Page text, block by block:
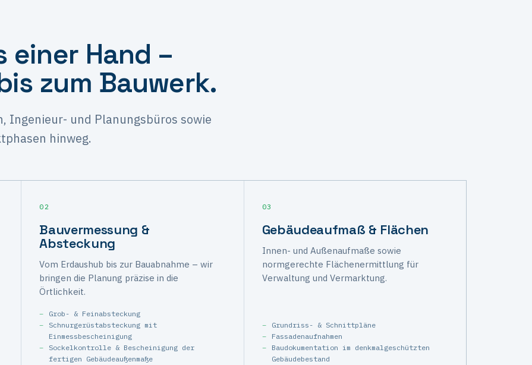
einer Hand –
zum Bauwerk.
Ingenieur- und Planungsbüros sowie
hinweg.
02
Bauvermessung &
Absteckung
Vom Erdaushub bis zur Bauabnahme – wir
bringen die Planung präzise in die
Örtlichkeit.
Grob- & Feinabsteckung
Schnurgerüstabsteckung mit
Einmessbescheinigung
Sockelkontrolle & Bescheinigung der
fertigen Gebäudeaußenmaße
03
Gebäude­aufmaß & Flächen
Innen- und Außenaufmaße sowie
normgerechte Flächenermittlung für
Verwaltung und Vermarktung.
Grundriss- & Schnittpläne
Fassadenaufnahmen
Baudokumentation im denkmalgeschützten
Gebäudebestand